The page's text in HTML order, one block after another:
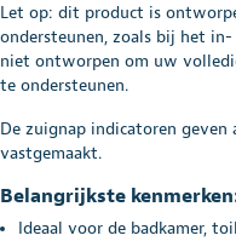
Let op: dit product is
ondersteunen, zoals bij het
niet ontworpen om uw
te ondersteunen.
De zuignap indicatoren
vastgemaakt.
Belangrijkste
Ideaal voor de badkamer,